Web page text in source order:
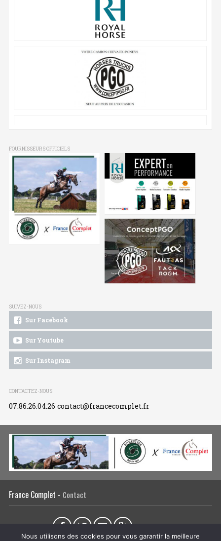
FOURNISSEURS OFFICIELS
SUIVEZ-NOUS
Sur Facebook
Sur Youtube
Sur Instagram
CONTACTEZ-NOUS
07.86.26.04.26 contact@francecomplet.fr
France Complet - Contact
Nous utilisons des cookies pour vous garantir la meilleure